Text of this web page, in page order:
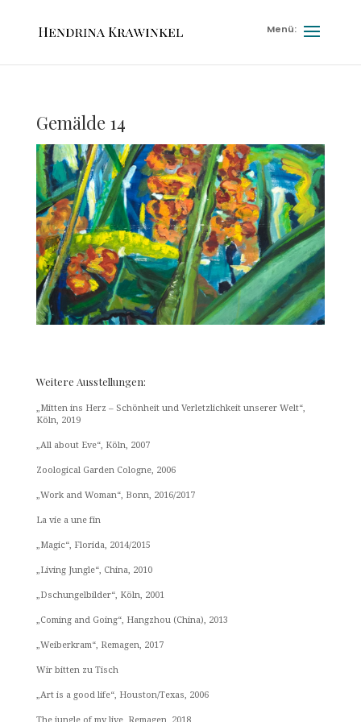
Gemälde 14
Weitere Ausstellungen:
„Mitten ins Herz – Schönheit und Verletzlichkeit unserer Welt“,
Köln, 2019
„All about Eve“, Köln, 2007
Zoological Garden Cologne, 2006
„Work and Woman“, Bonn, 2016/2017
La vie a une fin
„Magic“, Florida, 2014/2015
„Living Jungle“, China, 2010
„Dschungelbilder“, Köln, 2001
„Coming and Going“, Hangzhou (China), 2013
„Weiberkram“, Remagen, 2017
Wir bitten zu Tisch
„Art is a good life“, Houston/Texas, 2006